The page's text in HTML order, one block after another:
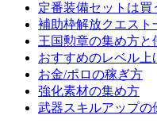
定番装備セットは買
補助枠解放クエスト
王国勲章の集め方と
おすすめのレベル上
お金/ポロの稼ぎ方
強化素材の集め方
武器スキルアップの